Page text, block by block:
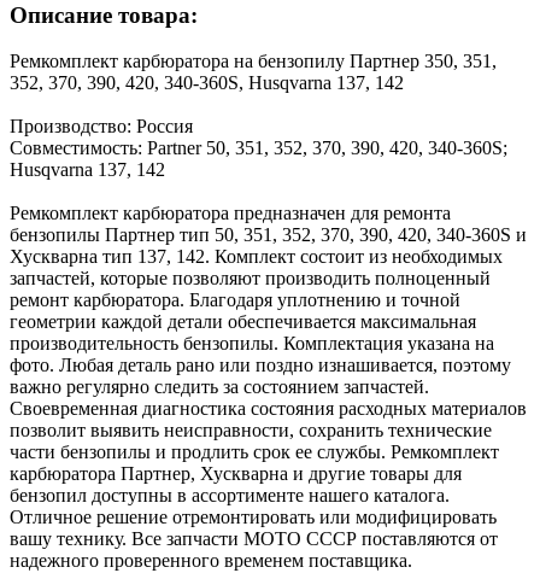
Описание товара:
Ремкомплект карбюратора на бензопилу Партнер 350, 351,
352, 370, 390, 420, 340-360S, Husqvarna 137, 142
Производство: Россия
Совместимость: Partner 50, 351, 352, 370, 390, 420, 340-360S;
Husqvarna 137, 142
Ремкомплект карбюратора предназначен для ремонта
бензопилы Партнер тип 50, 351, 352, 370, 390, 420, 340-360S и
Хускварна тип 137, 142. Комплект состоит из необходимых
запчастей, которые позволяют производить полноценный
ремонт карбюратора. Благодаря уплотнению и точной
геометрии каждой детали обеспечивается максимальная
производительность бензопилы. Комплектация указана на
фото. Любая деталь рано или поздно изнашивается, поэтому
важно регулярно следить за состоянием запчастей.
Своевременная диагностика состояния расходных материалов
позволит выявить неисправности, сохранить технические
части бензопилы и продлить срок ее службы. Ремкомплект
карбюратора Партнер, Хускварна и другие товары для
бензопил доступны в ассортименте нашего каталога.
Отличное решение отремонтировать или модифицировать
вашу технику. Все запчасти МОТО СССР поставляются от
надежного проверенного временем поставщика.